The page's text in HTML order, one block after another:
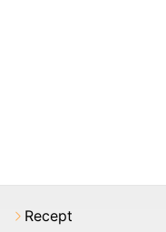
Recept